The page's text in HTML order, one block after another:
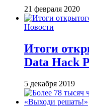
21 февраля 2020
Новости
Итоги
Data Hack
5 декабря 2019